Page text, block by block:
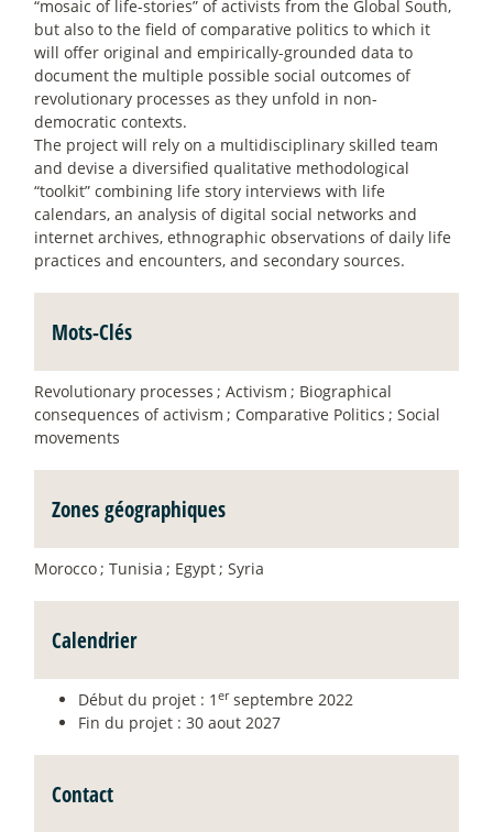
“mosaic of life-stories” of activists from the Global South,
but also to the field of comparative politics to which it
will offer original and empirically-grounded data to
document the multiple possible social outcomes of
revolutionary processes as they unfold in non-
democratic contexts.
The project will rely on a multidisciplinary skilled team
and devise a diversified qualitative methodological
“toolkit” combining life story interviews with life
calendars, an analysis of digital social networks and
internet archives, ethnographic observations of daily life
practices and encounters, and secondary sources.
Mots-Clés
Revolutionary processes ; Activism ; Biographical
consequences of activism ; Comparative Politics ; Social
movements
Zones géographiques
Morocco; Tunisia ; Egypt; Syria
Calendrier
Début du projet : 1 erseptembre 2022
Fin du projet : 30 aout 2027
Contact